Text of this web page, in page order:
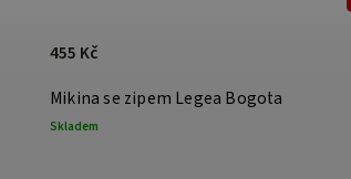
Mikina se zipem Legea Bogota
Skladem
455 Kč